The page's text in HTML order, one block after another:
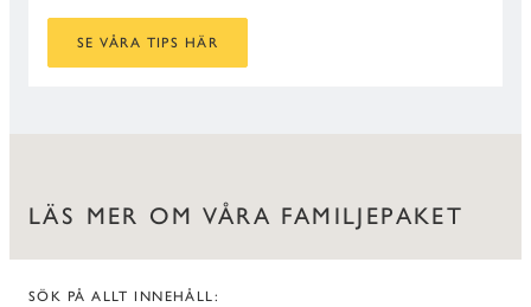
SE VÅRA TIPS HÄR
LÄS MER OM VÅRA FAMILJEPAKET
SÖK PÅ ALLT INNEHÅLL: